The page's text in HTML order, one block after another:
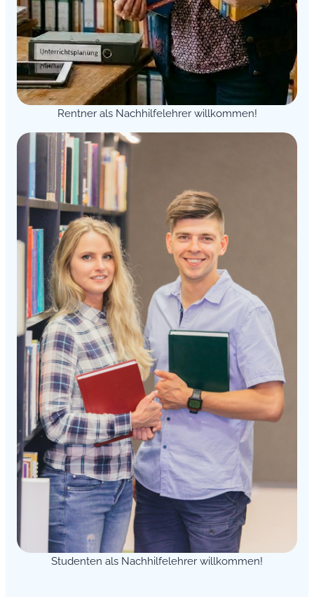
Rentner als Nachhilfelehrer willkommen!
Studenten als Nachhilfelehrer willkommen!